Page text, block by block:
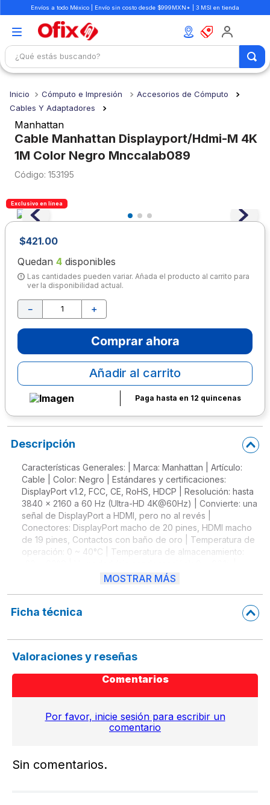
Envíos a todo México | Envío sin costo desde $999MXN* | 3 MSI en tienda
¿Qué estás buscando?
Cómputo e Impresión
Accesorios de Cómputo
Cables Y Adaptadores
Manhattan
Cable Manhattan Displayport/Hdmi-M 4K
1M Color Negro Mnccalab089
: 153195
Exclusivo en línea
$421.00
Quedan 4 disponibles
Las cantidades pueden variar. Añada el producto al carrito para
ver la disponibilidad actual.
＋
－
Comprar ahora
Añadir al carrito
Paga hasta en 12 quincenas
Descripción
Características Generales: | Marca: Manhattan | Artículo:
Cable | Color: Negro | Estándares y certificaciones:
DisplayPort v1.2, FCC, CE, RoHS, HDCP | Resolución: hasta
3840 x 2160 a 60 Hz (Ultra-HD 4K@60Hz) | Convierte: una
señal de DisplayPort a HDMI, pero no al revés |
Conectores: DisplayPort macho de 20 pines, HDMI macho
de 19 pines, Contactos con baño de oro | Temperatura de
operación: 0 ~ 40°C | Temperatura de almacenamiento:
Requerimientos del Sistema: Windows XP/Vista/7/8.1/10,
MOSTRAR MÁS
Ficha técnica
Valoraciones y reseñas
Comentarios
Por favor, inicie sesión para escribir un
comentario
Sin comentarios.
1.
mochilas
2.
libretas
3.
cuaderno
4.
cuadernos
colores
6.
boligrafo
7.
escolar
8.
sacapuntas
9.
lapiz
escritorio